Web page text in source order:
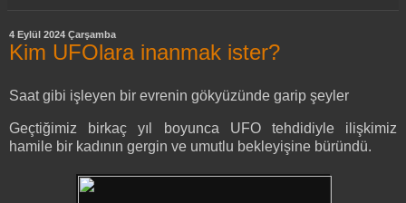
4 Eylül 2024 Çarşamba
Kim UFOlara inanmak ister?
Saat gibi işleyen bir evrenin gökyüzünde garip şeyler
Geçtiğimiz birkaç yıl boyunca UFO tehdidiyle ilişkimiz
hamile bir kadının gergin ve umutlu bekleyişine büründü.